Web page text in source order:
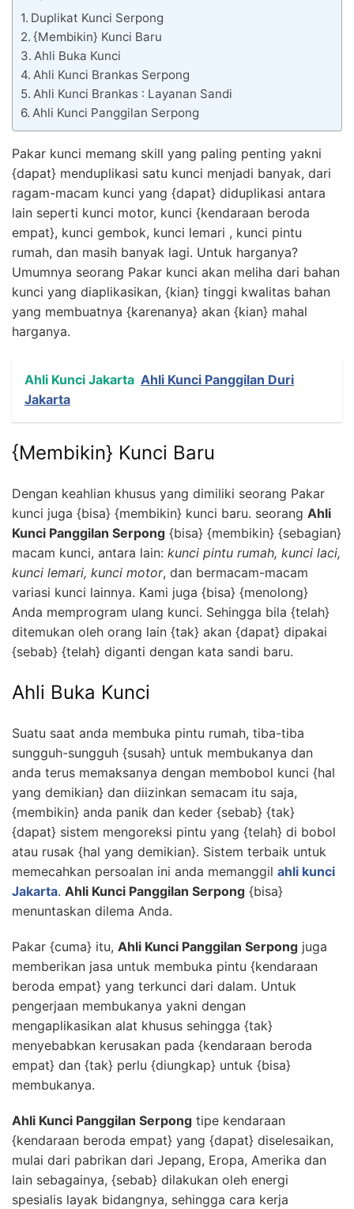
Duplikat Kunci Serpong
{Membikin} Kunci Baru
Ahli Buka Kunci
Ahli Kunci Brankas Serpong
Ahli Kunci Brankas : Layanan Sandi
Ahli Kunci Panggilan Serpong
Pakar kunci memang skill yang paling penting yakni
{dapat} menduplikasi satu kunci menjadi banyak, dari
ragam-macam kunci yang {dapat} diduplikasi antara
lain seperti kunci motor, kunci {kendaraan beroda
empat}, kunci gembok, kunci lemari , kunci pintu
rumah, dan masih banyak lagi. Untuk harganya?
Umumnya seorang Pakar kunci akan meliha dari bahan
kunci yang diaplikasikan, {kian} tinggi kwalitas bahan
yang membuatnya {karenanya} akan {kian} mahal
harganya.
Ahli Kunci Jakarta Ahli Kunci Panggilan Duri
Jakarta
{Membikin} Kunci Baru
Dengan keahlian khusus yang dimiliki seorang Pakar
kunci juga {bisa} {membikin} kunci baru. seorang Ahli
Kunci Panggilan Serpong {bisa} {membikin} {sebagian}
macam kunci, antara lain: kunci pintu rumah, kunci laci,
kunci lemari, kunci motor, dan bermacam-macam
variasi kunci lainnya. Kami juga {bisa} {menolong}
Anda memprogram ulang kunci. Sehingga bila {telah}
ditemukan oleh orang lain {tak} akan {dapat} dipakai
{sebab} {telah} diganti dengan kata sandi baru.
Ahli Buka Kunci
Suatu saat anda membuka pintu rumah, tiba-tiba
sungguh-sungguh {susah} untuk membukanya dan
anda terus memaksanya dengan membobol kunci {hal
yang demikian} dan diizinkan semacam itu saja,
{membikin} anda panik dan keder {sebab} {tak}
{dapat} sistem mengoreksi pintu yang {telah} di bobol
atau rusak {hal yang demikian}. Sistem terbaik untuk
memecahkan persoalan ini anda memanggil ahli kunci
Jakarta. Ahli Kunci Panggilan Serpong {bisa}
menuntaskan dilema Anda.
Pakar {cuma} itu, Ahli Kunci Panggilan Serpong juga
memberikan jasa untuk membuka pintu {kendaraan
beroda empat} yang terkunci dari dalam. Untuk
pengerjaan membukanya yakni dengan
mengaplikasikan alat khusus sehingga {tak}
menyebabkan kerusakan pada {kendaraan beroda
empat} dan {tak} perlu {diungkap} untuk {bisa}
membukanya.
Ahli Kunci Panggilan Serpong tipe kendaraan
{kendaraan beroda empat} yang {dapat} diselesaikan,
mulai dari pabrikan dari Jepang, Eropa, Amerika dan
lain sebagainya, {sebab} dilakukan oleh energi
spesialis layak bidangnya, sehingga cara kerja